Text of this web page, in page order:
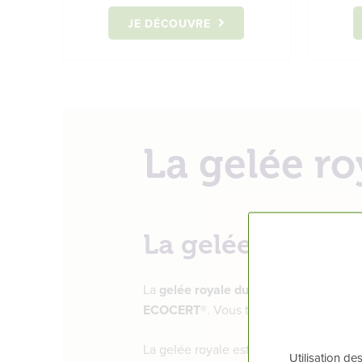
Utilisation
JE DÉCOUVRE
La gelée
La gelée royale
La gelée royale du Rucher Notre-Dame
ECOCERT® . Vous trouverez sur ce site
La gelée royale est disponible en